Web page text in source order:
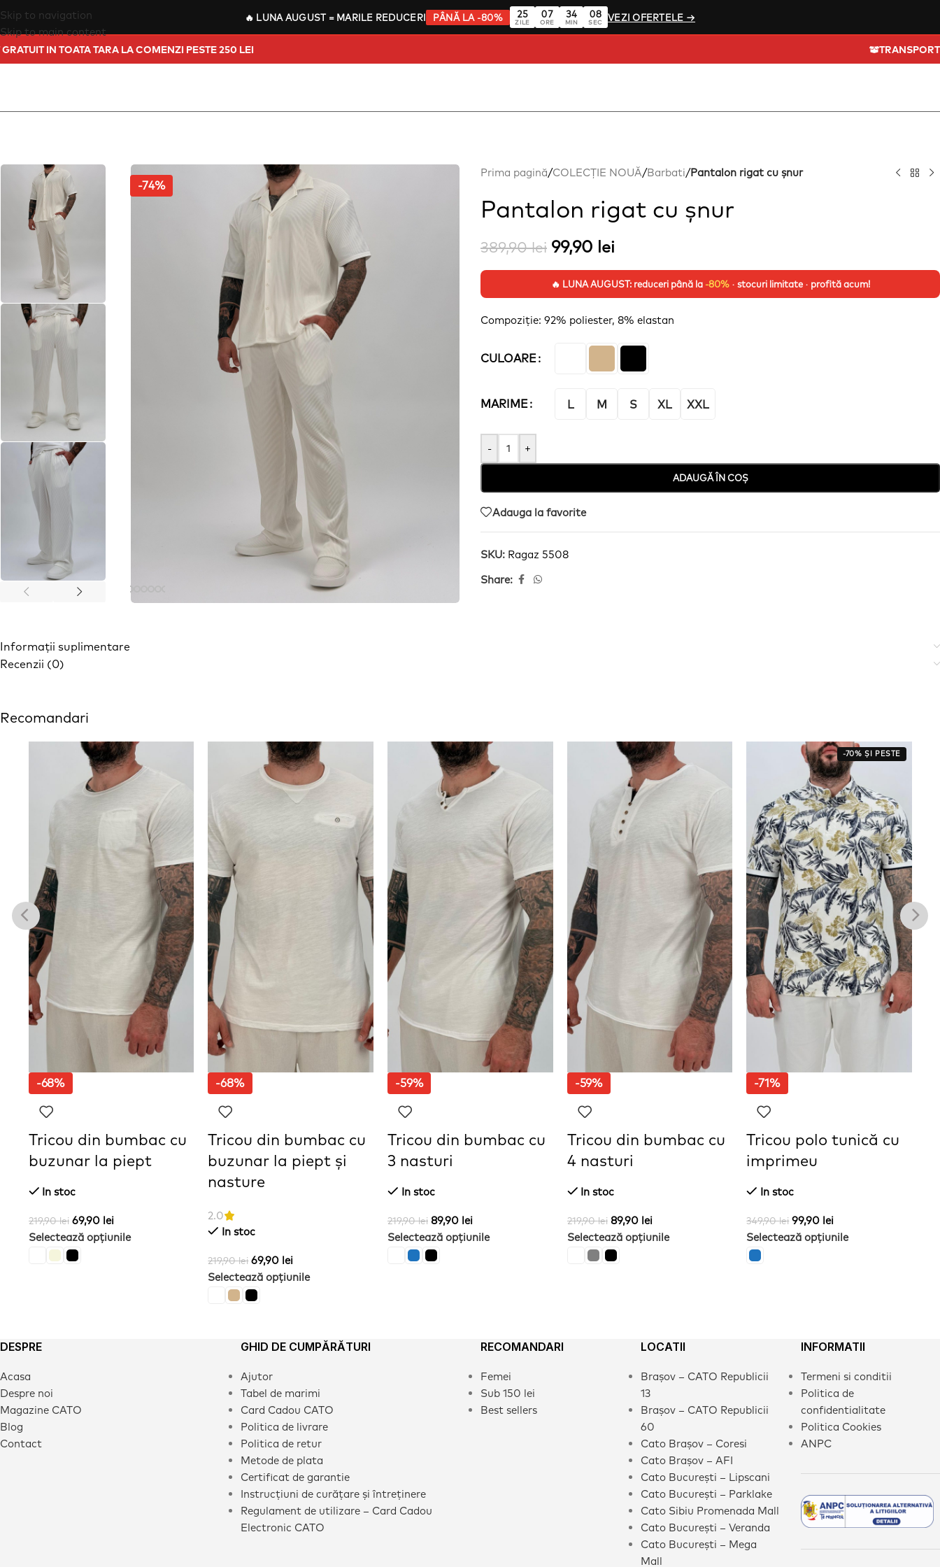
🔥 LUNA AUGUST= MARILE REDUCERI PÂNĂ LA -80% 25
ZILE
07
ORE
34
MIN
08
SEC VEZI OFERTELE →
Skip to navigation
Skip to main content
GRATUIT IN TOATA TARA LA COMENZI PESTE 250 LEI
-74%
Prima pagină/COLECȚIE NOUĂ/Barbati/Pantalon rigat cu șnur
Pantalon rigat cu șnur
389,90lei 99,90 lei
🔥 LUNA AUGUST: reduceri până la -80%· stocuri limitate · profită acum!
Compoziție: 92% poliester, 8% elastan
CULOARE
MARIME L M S XL XXL
- +
ADAUGĂ ÎN COȘ
Adauga la favorite
SKU: Ragaz 5508
Share:
Informații suplimentare
Recenzii (0)
Recomandari
-68%
Tricou din bumbac cu
buzunar la piept
In stoc
219,90lei 69,90 lei
Selectează opțiunile
-68%
Tricou din bumbac cu
buzunar la piept și
nasture
2.0
In stoc
219,90lei 69,90 lei
Selectează opțiunile
-59%
Tricou din bumbac cu
3 nasturi
In stoc
219,90lei 89,90 lei
Selectează opțiunile
-59%
Tricou din bumbac cu
4 nasturi
In stoc
219,90lei 89,90 lei
Selectează opțiunile
-70% ȘI PESTE
-71%
Tricou polo tunică cu
imprimeu
In stoc
349,90lei 99,90 lei
Selectează opțiunile
DESPRE
Acasa
Despre noi
Magazine CATO
Blog
Contact
GHID DE CUMPĂRĂTURI
Ajutor
Tabel de marimi
Card Cadou CATO
Politica de livrare
Politica de retur
Metode de plata
Certificat de garantie
Instrucțiuni de curățare și întreținere
Regulament de utilizare – Card Cadou
Electronic CATO
RECOMANDARI
Femei
Sub 150 lei
Best sellers
LOCATII
Brașov – CATO Republicii
13
Brașov – CATO Republicii
60
Cato Brașov – Coresi
Cato Brașov – AFI
Cato București – Lipscani
Cato București – Parklake
Cato Sibiu Promenada Mall
Cato București – Veranda
Cato București – Mega
Mall
INFORMATII
Termeni si conditii
Politica de
confidentialitate
Politica Cookies
ANPC